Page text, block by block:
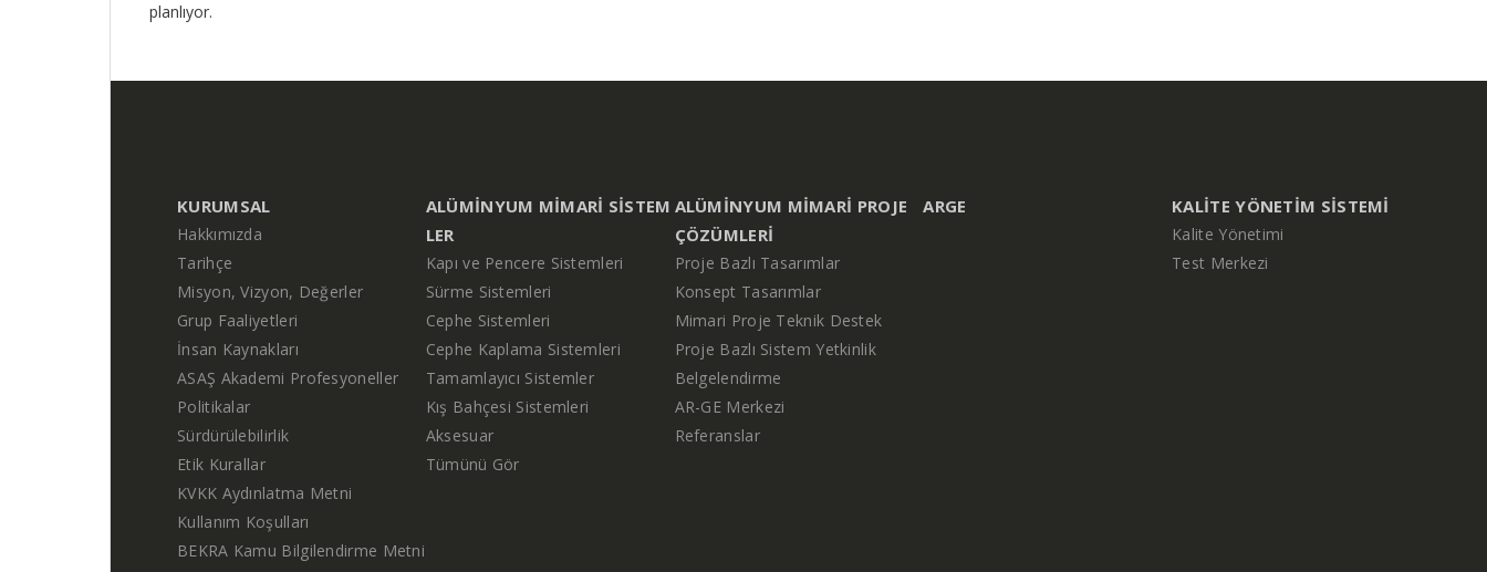
planlıyor.
KURUMSAL
Hakkımızda
Tarihçe
Misyon, Vizyon, Değerler
Grup Faaliyetleri
İnsan Kaynakları
ASAŞ Akademi Profesyoneller
Politikalar
Sürdürülebilirlik
Etik Kurallar
KVKK Aydınlatma Metni
Kullanım Koşulları
BEKRA Kamu Bilgilendirme Metni
ALÜMINYUM MIMARI SISTEM
LER
Kapı ve Pencere Sistemleri
Sürme Sistemleri
Cephe Sistemleri
Cephe Kaplama Sistemleri
Tamamlayıcı Sistemler
Kış Bahçesi Sistemleri
Aksesuar
Tümünü Gör
ALÜMINYUM MIMARI PROJE
ÇÖZÜMLERI
Proje Bazlı Tasarımlar
Konsept Tasarımlar
Mimari Proje Teknik Destek
Proje Bazlı Sistem Yetkinlik
Belgelendirme
AR-GE Merkezi
Referanslar
ARGE KALITE YÖNETIM SISTEMI
Kalite Yönetimi
Test Merkezi